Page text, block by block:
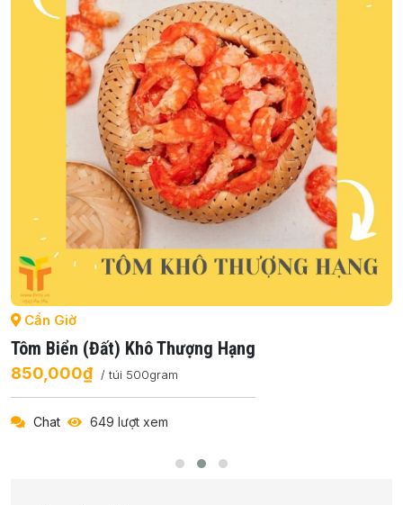
Cần Giờ
Tôm Biển (đất) Khô Thượng Hạng
850,000₫ / túi 500gram
Chat 649 lượt xem